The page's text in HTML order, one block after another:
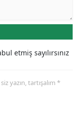
etmiş sayılırsınız
yazın, tartışalım *